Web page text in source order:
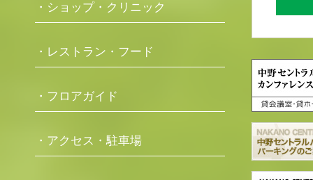
・ショップ・クリニック
・レストラン・フード
・フロアガイド
・アクセス・駐車場